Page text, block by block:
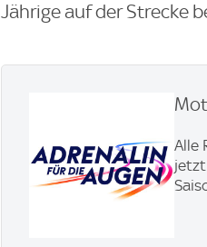
Jährige auf der Strecke
Alle